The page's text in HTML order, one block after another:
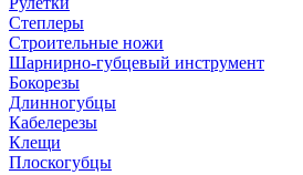
Степлеры
Строительные ножи
Шарнирно-губцевый инструмент
Бокорезы
Длинногубцы
Кабелерезы
Клещи
Плоскогубцы